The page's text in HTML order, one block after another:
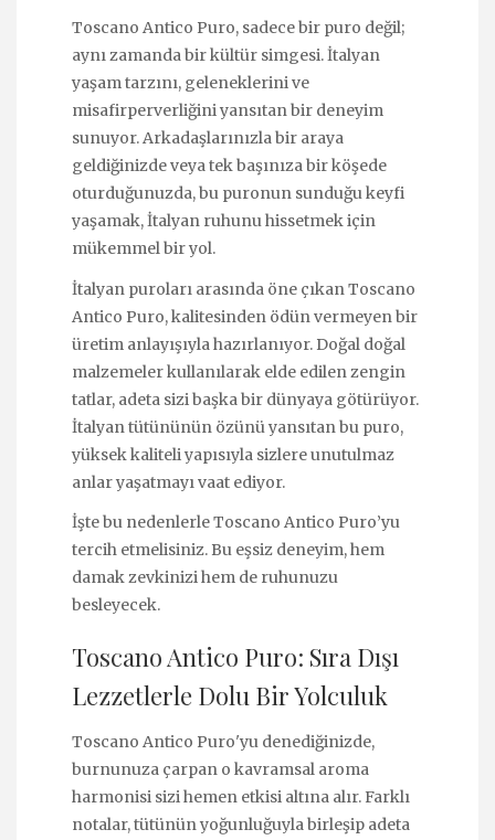
Toscano Antico Puro, sadece bir puro değil;
aynı zamanda bir kültür simgesi. İtalyan
yaşam tarzını, geleneklerini ve
misafirperverliğini yansıtan bir deneyim
sunuyor. Arkadaşlarınızla bir araya
geldiğinizde veya tek başınıza bir köşede
oturduğunuzda, bu puronun sunduğu keyfi
yaşamak, İtalyan ruhunu hissetmek için
mükemmel bir yol.
İtalyan puroları arasında öne çıkan Toscano
Antico Puro, kalitesinden ödün vermeyen bir
üretim anlayışıyla hazırlanıyor. Doğal doğal
malzemeler kullanılarak elde edilen zengin
tatlar, adeta sizi başka bir dünyaya götürüyor.
İtalyan tütününün özünü yansıtan bu puro,
yüksek kaliteli yapısıyla sizlere unutulmaz
anlar yaşatmayı vaat ediyor.
İşte bu nedenlerle Toscano Antico Puro’yu
tercih etmelisiniz. Bu eşsiz deneyim, hem
damak zevkinizi hem de ruhunuzu
besleyecek.
Toscano Antico Puro: Sıra Dışı
Lezzetlerle Dolu Bir Yolculuk
Toscano Antico Puro'yu denediğinizde,
burnunuza çarpan o kavramsal aroma
harmonisi sizi hemen etkisi altına alır. Farklı
notalar, tütünün yoğunluğuyla birleşip adeta